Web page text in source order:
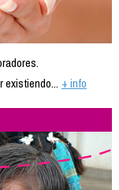
existiendo... + info